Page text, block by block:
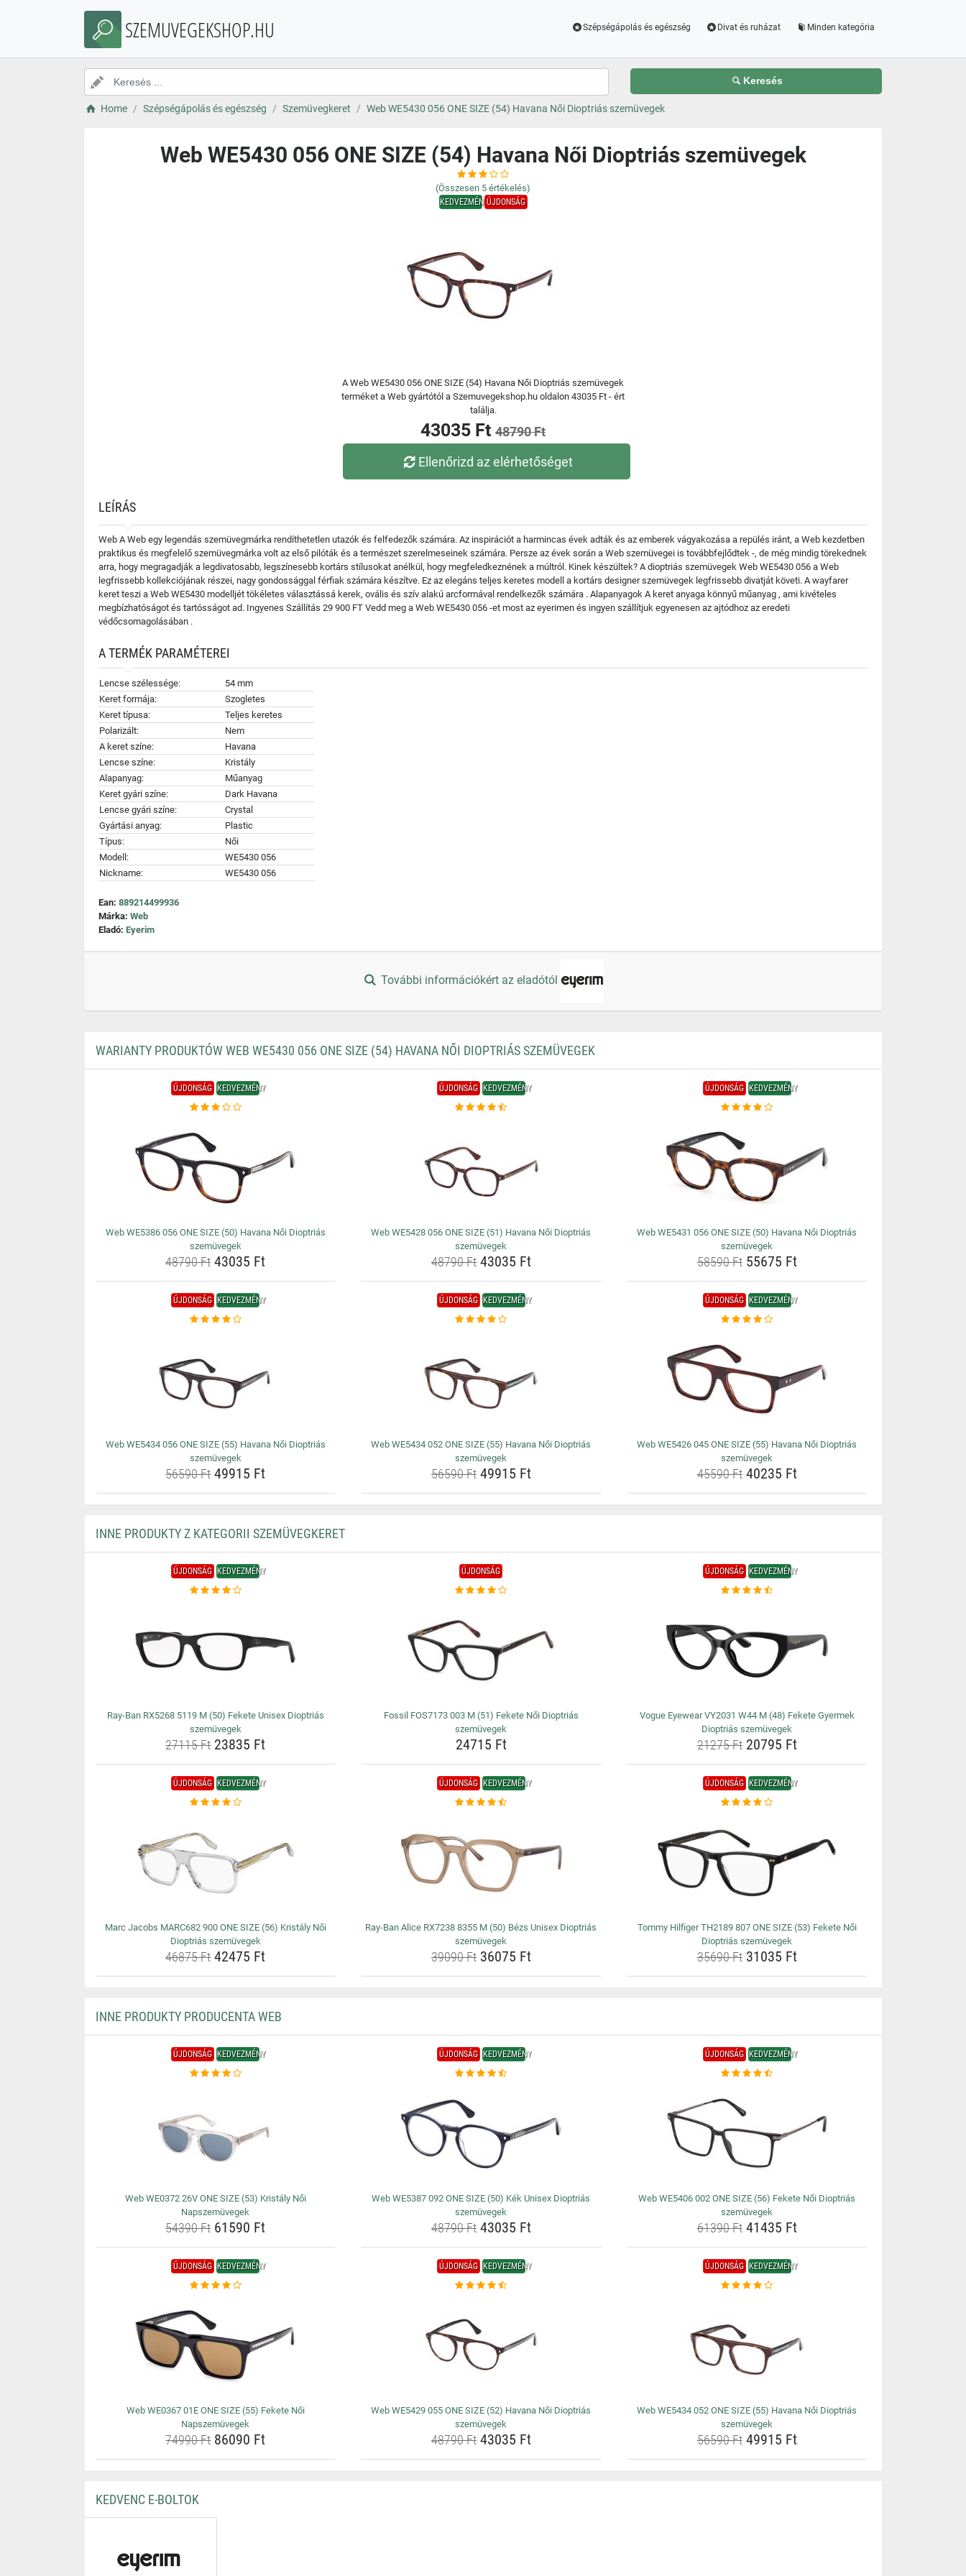
SZEMUVEGEKSHOP.HU Szépségápolás és egészség Divat és ruházat Minden kategória
Keresés
Home Szépségápolás és egészség Szemüvegkeret Web WE5430 056 ONE SIZE (54) Havana Női Dioptriás szemüvegek
Web WE5430 056 ONE SIZE (54) Havana Női Dioptriás szemüvegek
(Összesen 5 értékelés)
KEDVEZMÉNYÚJDONSÁG
A Web WE5430 056 ONE SIZE (54) Havana Női Dioptriás szemüvegek
terméket a Web gyártótól a Szemuvegekshop.hu oldalon 43035 Ft - ért
találja.
43035 Ft 48790 Ft
Ellenőrizd az elérhetőséget
LEÍRÁS
Web A Web egy legendás szemüvegmárka rendíthetetlen utazók és felfedezők számára. Az inspirációt a harmincas évek adták és az emberek vágyakozása a repülés iránt, a Web kezdetben
praktikus és megfelelő szemüvegmárka volt az első pilóták és a természet szerelmeseinek számára. Persze az évek során a Web szemüvegei is továbbfejlődtek -, de még mindig törekednek
arra, hogy megragadják a legdivatosabb, legszínesebb kortárs stílusokat anélkül, hogy megfeledkeznének a múltról. Kinek készültek? A dioptriás szemüvegek Web WE5430 056 a Web
legfrissebb kollekciójának részei, nagy gondossággal férfiak számára készítve. Ez az elegáns teljes keretes modell a kortárs designer szemüvegek legfrissebb divatját követi. A wayfarer
keret teszi a Web WE5430 modelljét tökéletes választássá kerek, ovális és szív alakú arcformával rendelkezők számára . Alapanyagok A keret anyaga könnyű műanyag , ami kivételes
megbízhatóságot és tartósságot ad. Ingyenes Szállítás 29 900 FT Vedd meg a Web WE5430 056 -et most az eyerimen és ingyen szállítjuk egyenesen az ajtódhoz az eredeti
védőcsomagolásában .
A TERMÉK PARAMÉTEREI
Lencse szélessége:
54 mm
Keret formája:
Szogletes
Keret típusa:
Teljes keretes
Polarizált:
Nem
A keret színe:
Havana
Lencse színe:
Kristály
Alapanyag:
Műanyag
Keret gyári színe:
Dark Havana
Lencse gyári színe:
Crystal
Gyártási anyag:
Plastic
Típus:
Női
Modell:
WE5430 056
Nickname:
WE5430 056
Ean: 889214499936
Márka: Web
Eladó: Eyerim
További információkért az eladótól
WARIANTY PRODUKTÓW WEB WE5430 056 ONE SIZE (54) HAVANA NŐI DIOPTRIÁS SZEMÜVEGEK
ÚJDONSÁG KEDVEZMÉNY
Web WE5386 056 ONE SIZE (50) Havana Női Dioptriás
szemüvegek
48790 Ft43035 Ft
ÚJDONSÁG KEDVEZMÉNY
Web WE5428 056 ONE SIZE (51) Havana Női Dioptriás
szemüvegek
48790 Ft43035 Ft
ÚJDONSÁG KEDVEZMÉNY
Web WE5431 056 ONE SIZE (50) Havana Női Dioptriás
szemüvegek
58590 Ft55675 Ft
ÚJDONSÁG KEDVEZMÉNY
Web WE5434 056 ONE SIZE (55) Havana Női Dioptriás
szemüvegek
56590 Ft49915 Ft
ÚJDONSÁG KEDVEZMÉNY
Web WE5434 052 ONE SIZE (55) Havana Női Dioptriás
szemüvegek
56590 Ft49915 Ft
ÚJDONSÁG KEDVEZMÉNY
Web WE5426 045 ONE SIZE (55) Havana Női Dioptriás
szemüvegek
45590 Ft40235 Ft
INNE PRODUKTY Z KATEGORII SZEMÜVEGKERET
ÚJDONSÁG KEDVEZMÉNY
Ray-Ban RX5268 5119 M (50) Fekete Unisex Dioptriás
szemüvegek
27115 Ft23835 Ft
ÚJDONSÁG
Fossil FOS7173 003 M (51) Fekete Női Dioptriás
szemüvegek
24715 Ft
ÚJDONSÁG KEDVEZMÉNY
Vogue Eyewear VY2031 W44 M (48) Fekete Gyermek
Dioptriás szemüvegek
21275 Ft20795 Ft
ÚJDONSÁG KEDVEZMÉNY
Marc Jacobs MARC682 900 ONE SIZE (56) Kristály Női
Dioptriás szemüvegek
46875 Ft42475 Ft
ÚJDONSÁG KEDVEZMÉNY
Ray-Ban Alice RX7238 8355 M (50) Bézs Unisex Dioptriás
szemüvegek
39090 Ft36075 Ft
ÚJDONSÁG KEDVEZMÉNY
Tommy Hilfiger TH2189 807 ONE SIZE (53) Fekete Női
Dioptriás szemüvegek
35690 Ft31035 Ft
INNE PRODUKTY PRODUCENTA WEB
ÚJDONSÁG KEDVEZMÉNY
Web WE0372 26V ONE SIZE (53) Kristály Női
Napszemüvegek
54390 Ft61590 Ft
ÚJDONSÁG KEDVEZMÉNY
Web WE5387 092 ONE SIZE (50) Kék Unisex Dioptriás
szemüvegek
48790 Ft43035 Ft
ÚJDONSÁG KEDVEZMÉNY
Web WE5406 002 ONE SIZE (56) Fekete Női Dioptriás
szemüvegek
61390 Ft41435 Ft
ÚJDONSÁG KEDVEZMÉNY
Web WE0367 01E ONE SIZE (55) Fekete Női
Napszemüvegek
74990 Ft86090 Ft
ÚJDONSÁG KEDVEZMÉNY
Web WE5429 055 ONE SIZE (52) Havana Női Dioptriás
szemüvegek
48790 Ft43035 Ft
ÚJDONSÁG KEDVEZMÉNY
Web WE5434 052 ONE SIZE (55) Havana Női Dioptriás
szemüvegek
56590 Ft49915 Ft
KEDVENC E-BOLTOK